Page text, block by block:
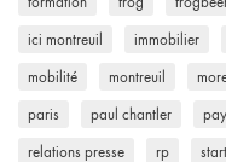
ici montreuil immobilier
mobilité montreuil
paris paul chantler
relations presse rp